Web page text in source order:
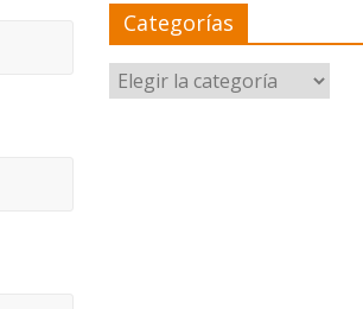
Categorías
Categorías